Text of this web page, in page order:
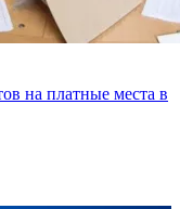
на платные места в